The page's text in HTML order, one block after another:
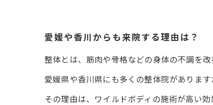
愛媛や香川からも来院する理由は？
整体とは、筋肉や骨格などの身体の不調を改
愛媛県や香川県にも多くの整体院がありま
その理由は、ワイルドボディの施術が高い効